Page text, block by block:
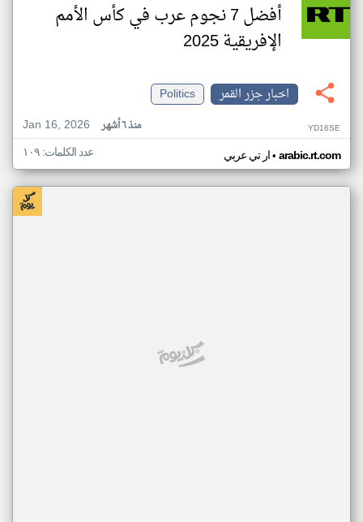
أفضل 7 نجوم عرب في كأس الأمم
الإفريقية 2025
اخبار جزر القمر
Politics
Jan 16, 2026
منذ ٦ أشهر YD16SE
ار تي عربي• arabic.rt.com عدد الكلمات: ١٠٩